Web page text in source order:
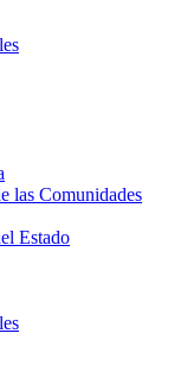
las Comunidades
Estado